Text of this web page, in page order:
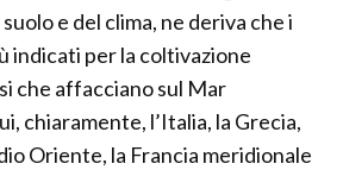
e del clima, ne deriva che i
indicati per la coltivazione
che affacciano sul Mar
chiaramente, l’Italia, la Grecia,
Oriente, la Francia meridionale